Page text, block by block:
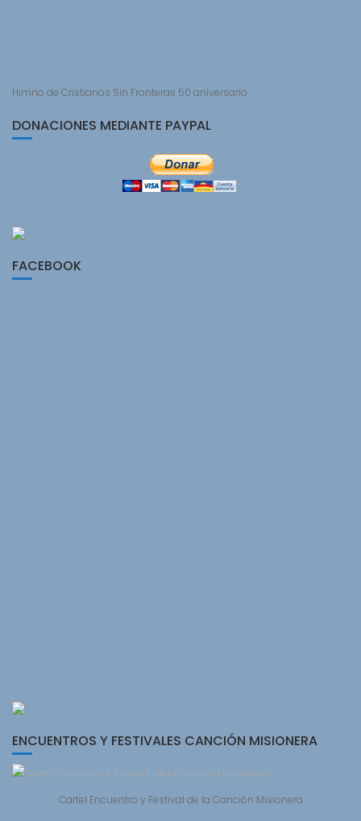
Himno de Cristianos Sin Fronteras 50 aniversario
DONACIONES MEDIANTE PAYPAL
FACEBOOK
ENCUENTROS Y FESTIVALES CANCIÓN MISIONERA
Cartel Encuentro y Festival de la Canción Misionera